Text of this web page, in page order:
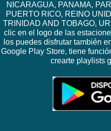
NICARAGUA, PANAMA,
PUERTO RICO, REINO
TRINIDAD AND TOBAGO,
clic en el logo de las
los puedes disfrutar también
Google Play Store, tiene
crearte playlists